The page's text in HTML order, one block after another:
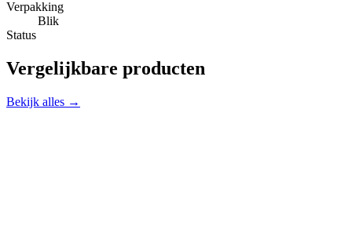
Verpakking
Blik
Status
Vergelijkbare producten
Bekijk alles →